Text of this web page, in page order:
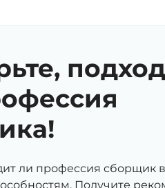
ли профессия сборщик
Получите